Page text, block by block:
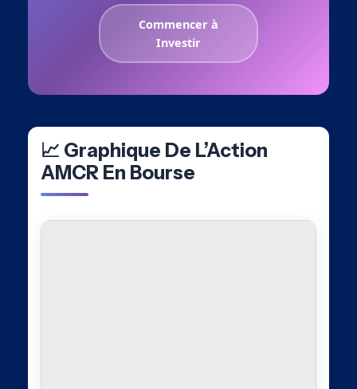
Commencer à
Investir
📈 Graphique De L’Action
AMCR En Bourse